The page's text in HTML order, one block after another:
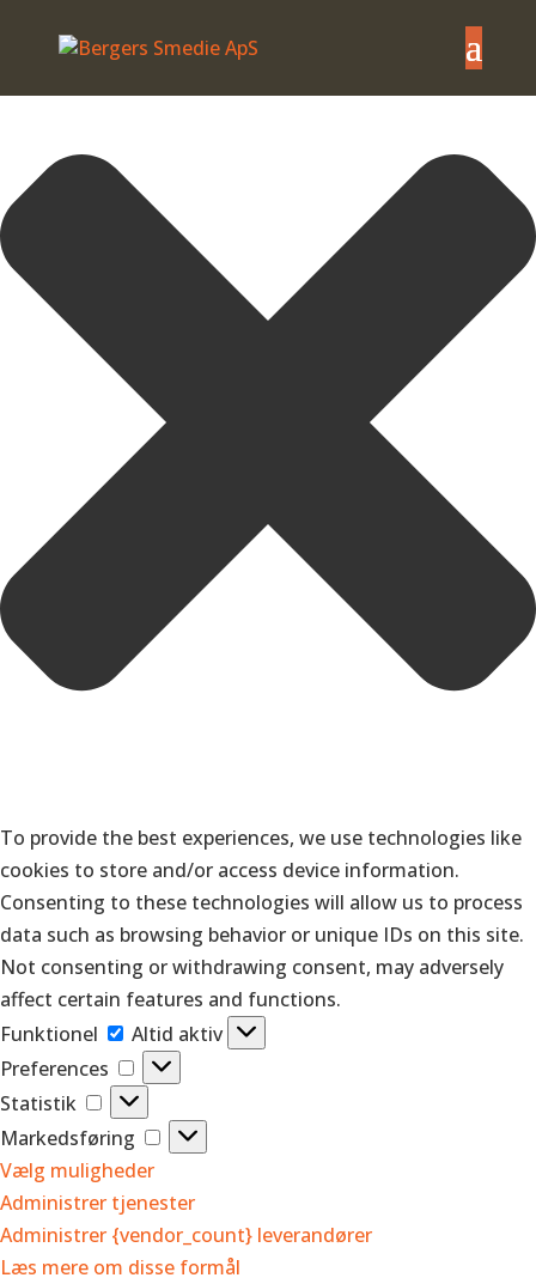
To provide the best experiences, we use technologies like
cookies to store and/or access device information.
Consenting to these technologies will allow us to process
data such as browsing behavior or unique IDs on this site.
Not consenting or withdrawing consent, may adversely
affect certain features and functions.
Funktionel
Funktionel
Altid aktiv
Preferences
Preferences
Statistik
Statistik
Markedsføring
Markedsføring
Vælg muligheder
Administrer tjenester
Administrer {vendor_count} leverandører
Læs mere om disse formål